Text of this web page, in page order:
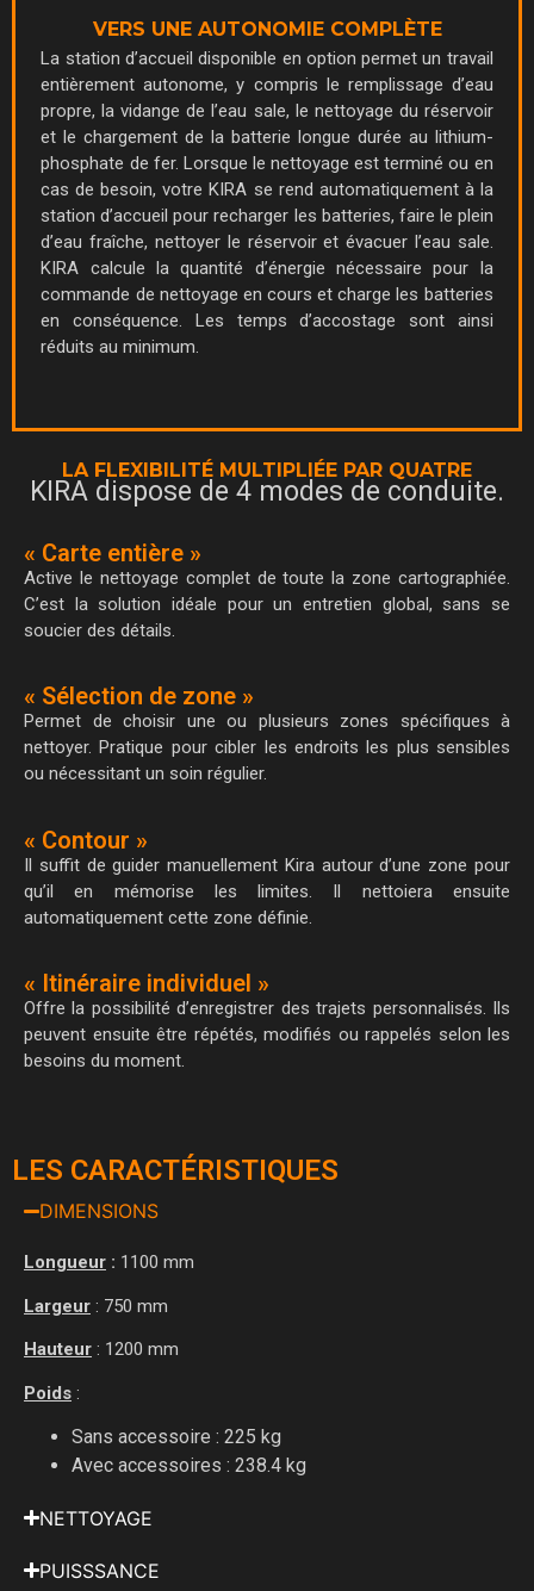
VERS UNE AUTONOMIE COMPLÈTE
La station d’accueil disponible en option permet un travail
entièrement autonome, y compris le remplissage d’eau
propre, la vidange de l’eau sale, le nettoyage du réservoir
et le chargement de la batterie longue durée au lithium-
phosphate de fer. Lorsque le nettoyage est terminé ou en
cas de besoin, votre KIRA se rend automatiquement à la
station d’accueil pour recharger les batteries, faire le plein
d’eau fraîche, nettoyer le réservoir et évacuer l’eau sale.
KIRA calcule la quantité d’énergie nécessaire pour la
commande de nettoyage en cours et charge les batteries
en conséquence. Les temps d’accostage sont ainsi
réduits au minimum.
LA FLEXIBILITÉ MULTIPLIÉE PAR QUATRE
KIRA dispose de 4 modes de conduite.
« Carte entière »
Active le nettoyage complet de toute la zone cartographiée.
C’est la solution idéale pour un entretien global, sans se
soucier des détails.
« Sélection de zone »
Permet de choisir une ou plusieurs zones spécifiques à
nettoyer. Pratique pour cibler les endroits les plus sensibles
ou nécessitant un soin régulier.
« Contour »
Il suffit de guider manuellement Kira autour d’une zone pour
qu’il en mémorise les limites. Il nettoiera ensuite
automatiquement cette zone définie.
« Itinéraire individuel »
Offre la possibilité d’enregistrer des trajets personnalisés. Ils
peuvent ensuite être répétés, modifiés ou rappelés selon les
besoins du moment.
LES CARACTÉRISTIQUES
DIMENSIONS
Longueur : 1100 mm
Largeur : 750 mm
Hauteur : 1200 mm
Poids :
Sans accessoire : 225 kg
Avec accessoires : 238.4 kg
NETTOYAGE
PUISSSANCE